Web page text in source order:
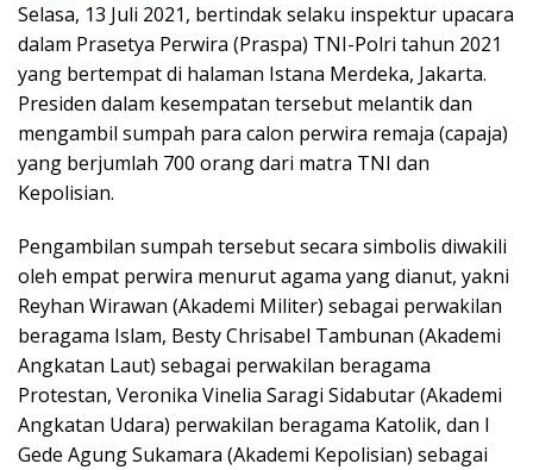
Selasa, 13 Juli 2021, bertindak selaku inspektur upacara
dalam Prasetya Perwira (Praspa) TNI-Polri tahun 2021
yang bertempat di halaman Istana Merdeka, Jakarta.
Presiden dalam kesempatan tersebut melantik dan
mengambil sumpah para calon perwira remaja (capaja)
yang berjumlah 700 orang dari matra TNI dan
Kepolisian.
Pengambilan sumpah tersebut secara simbolis diwakili
oleh empat perwira menurut agama yang dianut, yakni
Reyhan Wirawan (Akademi Militer) sebagai perwakilan
beragama Islam, Besty Chrisabel Tambunan (Akademi
Angkatan Laut) sebagai perwakilan beragama
Protestan, Veronika Vinelia Saragi Sidabutar (Akademi
Angkatan Udara) perwakilan beragama Katolik, dan I
Gede Agung Sukamara (Akademi Kepolisian) sebagai